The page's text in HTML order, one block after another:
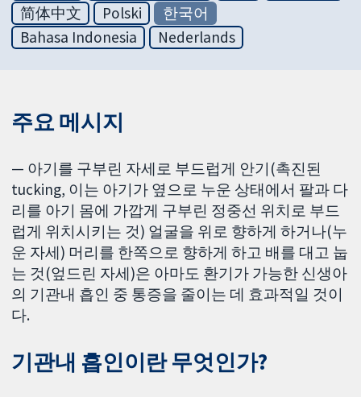
简体中文
Polski
한국어
Bahasa Indonesia
Nederlands
주요 메시지
— 아기를 구부린 자세로 부드럽게 안기(촉진된
tucking, 이는 아기가 옆으로 누운 상태에서 팔과 다
리를 아기 몸에 가깝게 구부린 정중선 위치로 부드
럽게 위치시키는 것) 얼굴을 위로 향하게 하거나(누
운 자세) 머리를 한쪽으로 향하게 하고 배를 대고 눕
는 것(엎드린 자세)은 아마도 환기가 가능한 신생아
의 기관내 흡인 중 통증을 줄이는 데 효과적일 것이
다.
기관내 흡인이란 무엇인가?